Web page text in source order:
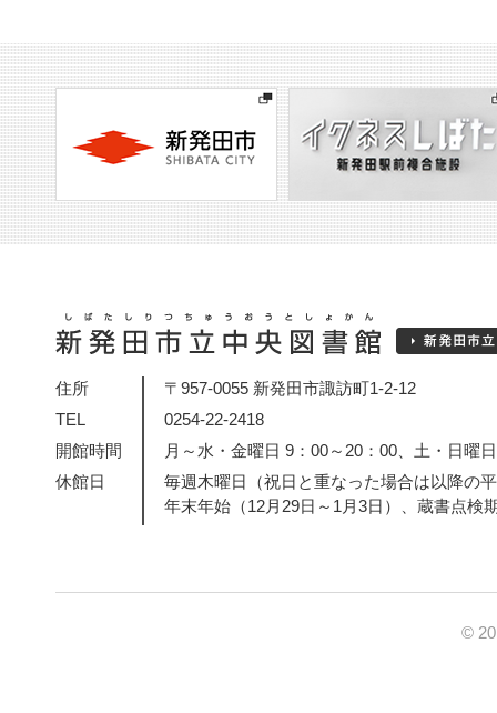
住所
〒957-0055 新発田市諏訪町1-2-12
TEL
0254-22-2418
開館時間
月～水・金曜日 9：00～20：00、土・日曜
休館日
毎週木曜日（祝日と重なった場合は以降の
年末年始（12月29日～1月3日）、蔵書点検
©